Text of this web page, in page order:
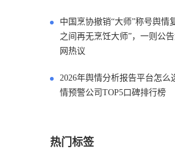
中国烹协撤销“大师”称号舆情
之间再无烹饪大师”，一则公
网热议
2026年舆情分析报告平台怎么
情预警公司TOP5口碑排行榜
热门标签